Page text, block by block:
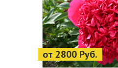
от 2800 Руб.